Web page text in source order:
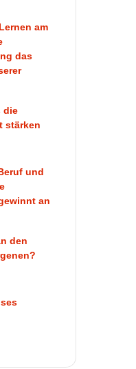
am
das
die
stärken
und
an
den